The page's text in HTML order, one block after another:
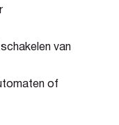
van
of